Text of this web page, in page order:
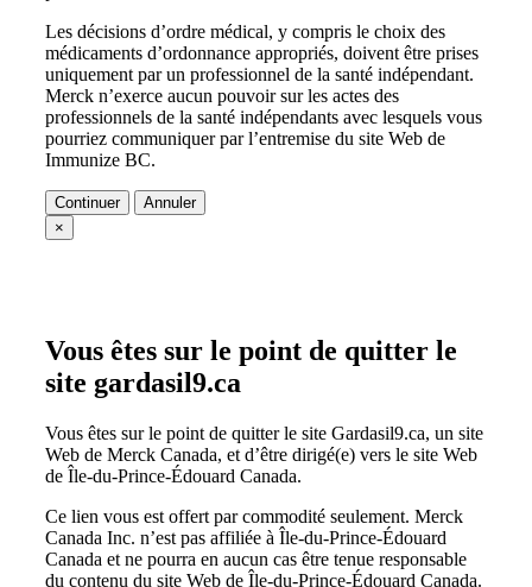
Les décisions d’ordre médical, y compris le choix des
médicaments d’ordonnance appropriés, doivent être prises
uniquement par un professionnel de la santé indépendant.
Merck n’exerce aucun pouvoir sur les actes des
professionnels de la santé indépendants avec lesquels vous
pourriez communiquer par l’entremise du site Web de
Immunize BC.
Continuer
Annuler
×
Vous êtes sur le point de quitter le
site gardasil9.ca
Vous êtes sur le point de quitter le site Gardasil9.ca, un site
Web de Merck Canada, et d’être dirigé(e) vers le site Web
de Île-du-Prince-Édouard Canada.
Ce lien vous est offert par commodité seulement. Merck
Canada Inc. n’est pas affiliée à Île-du-Prince-Édouard
Canada et ne pourra en aucun cas être tenue responsable
du contenu du site Web de Île-du-Prince-Édouard Canada.